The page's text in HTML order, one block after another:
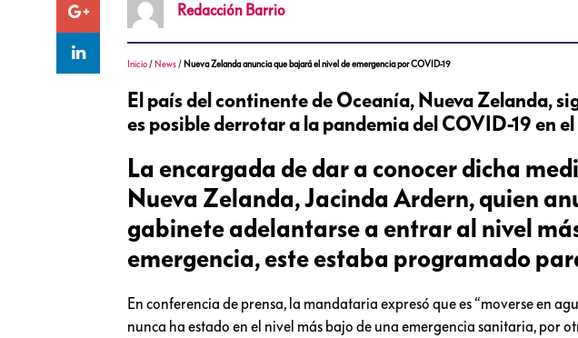
Redacción Barrio
Inicio / News / Nueva Zelanda anuncia que bajará el nivel de emergencia por COVID-19
El país del continente de Oceanía, Nueva Zelanda,
es posible derrotar a la pandemia del COVID-19 en
La encargada de dar a conocer dicha
Nueva Zelanda, Jacinda Ardern, quien
gabinete adelantarse a entrar al nivel
emergencia, este estaba programado
En conferencia de prensa, la mandataria expresó que es “moverse en
nunca ha estado en el nivel más bajo de una emergencia sanitaria, por